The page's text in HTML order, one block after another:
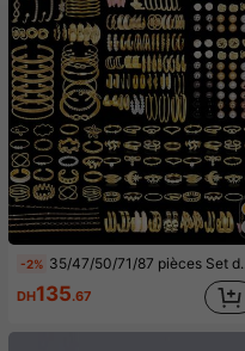
-2% 35/47/50/71/87 pièces Set de bijoux style bohème, comprenant des boucles d'oreilles, colliers, bagues, bracelets avec motifs cœur, torsadé, papillon, géométrique, vague. Ensemble d'accessoires polyvalents pour femmes, styles aléatoires
DH135.67